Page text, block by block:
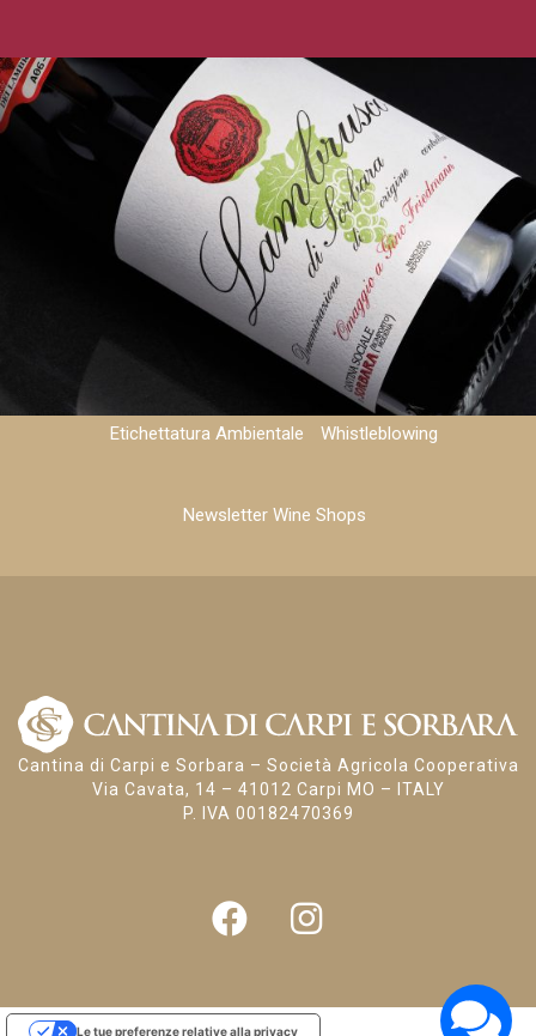
Note Legali
Etichettatura Ambientale
Whistleblowing
Newsletter Wine Shops
Cantina di Carpi e Sorbara – Società Agricola Cooperativa
Via Cavata, 14 – 41012 Carpi MO – ITALY
P. IVA 00182470369
Le tue preferenze relative alla privacy